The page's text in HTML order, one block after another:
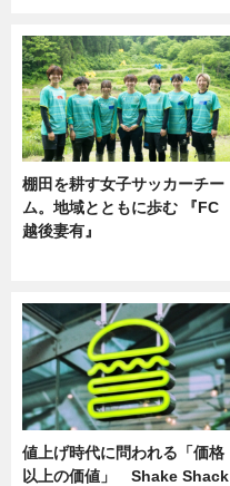
棚田を耕す女子サッカーチー
ム。地域とともに歩む 『FC
越後妻有』
値上げ時代に問われる「価格
以上の価値」 Shake Shack